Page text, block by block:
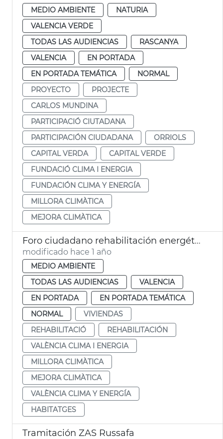
MEDIO AMBIENTE
NATURIA
VALENCIA VERDE
TODAS LAS AUDIENCIAS
RASCANYA
VALENCIA
EN PORTADA
EN PORTADA TEMÁTICA
NORMAL
PROYECTO
PROJECTE
CARLOS MUNDINA
PARTICIPACIÓ CIUTADANA
PARTICIPACIÓN CIUDADANA
ORRIOLS
CAPITAL VERDA
CAPITAL VERDE
FUNDACIÓ CLIMA I ENERGIA
FUNDACIÓN CLIMA Y ENERGÍA
MILLORA CLIMÀTICA
MEJORA CLIMÀTICA
Foro ciudadano rehabilitación energética
modificado hace 1 año
MEDIO AMBIENTE
TODAS LAS AUDIENCIAS
VALENCIA
EN PORTADA
EN PORTADA TEMÁTICA
NORMAL
VIVIENDAS
REHABILITACIÓ
REHABILITACIÓN
VALÈNCIA CLIMA I ENERGIA
MILLORA CLIMÀTICA
MEJORA CLIMÀTICA
VALÈNCIA CLIMA Y ENERGÍA
HABITATGES
Tramitación ZAS Russafa